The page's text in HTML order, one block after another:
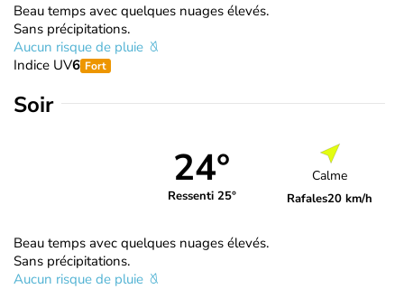
Beau temps avec quelques nuages élevés.
Sans précipitations.
Aucun risque de pluie
Indice UV6 Fort
Soir
24°
Ressenti 25°
Calme
Rafales20 km/h
Beau temps avec quelques nuages élevés.
Sans précipitations.
Aucun risque de pluie